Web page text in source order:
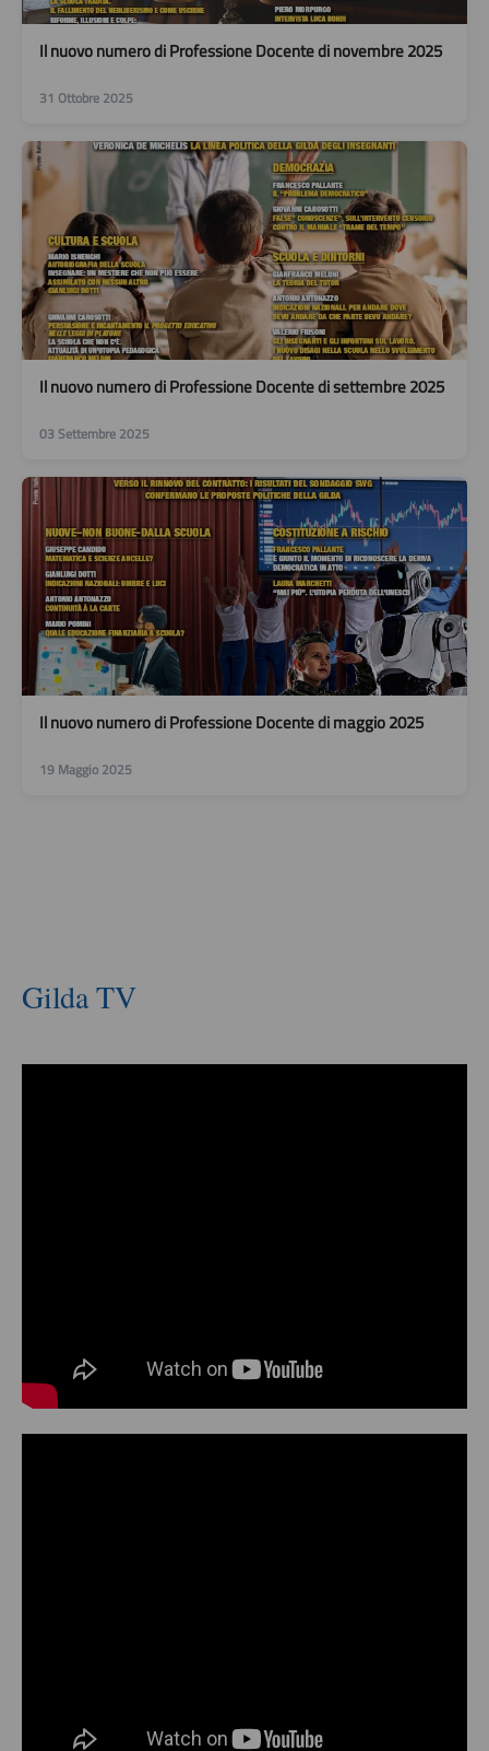
Il nuovo numero di Professione Docente di novembre 2025
31 Ottobre 2025
Il nuovo numero di Professione Docente di settembre 2025
03 Settembre 2025
Il nuovo numero di Professione Docente di maggio 2025
19 Maggio 2025
Gilda TV